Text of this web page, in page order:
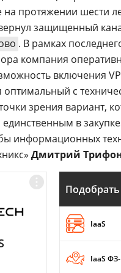
на протяжении шести
защищенный
. В рамках
компания
включения
с
зрения вариант,
единственным в
информационных
Дмитрий
IaaS
IaaS